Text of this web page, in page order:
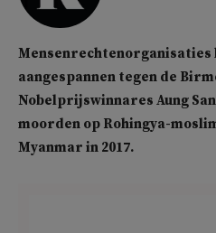
Mensenrechtenorganisaties
aangespannen tegen de
Nobelprijswinnares Aung San
moorden op Rohingya-
Myanmar in 2017.